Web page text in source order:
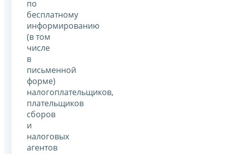
по
бесплатному
информированию
(в том
числе
в
письменной
форме)
налогоплательщиков,
плательщиков
сборов
и
налоговых
агентов